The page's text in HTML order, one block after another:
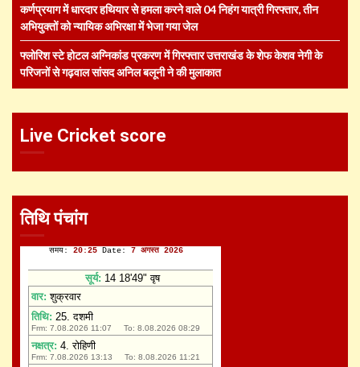
कर्णप्रयाग में धारदार हथियार से हमला करने वाले 04 निहंग यात्री गिरफ्तार, तीन
अभियुक्तों को न्यायिक अभिरक्षा में भेजा गया जेल
फ्लोरिश स्टे होटल अग्निकांड प्रकरण में गिरफ्तार उत्तराखंड के शेफ केशव नेगी के
परिजनों से गढ़वाल सांसद अनिल बलूनी ने की मुलाकात
Live Cricket score
तिथि पंचांग